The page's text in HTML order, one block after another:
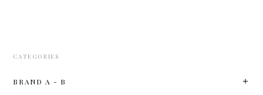
CATEGORIES
BRAND A - B